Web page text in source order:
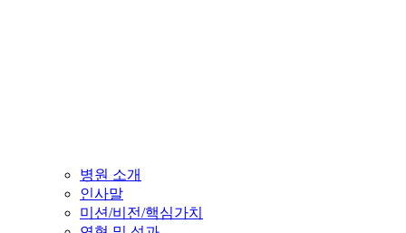
병원 소개
인사말
미션/비전/핵심가치